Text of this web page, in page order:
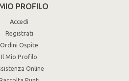
PROFILO
Accedi
Registrati
Ordini Ospite
Il Mio Profilo
Online